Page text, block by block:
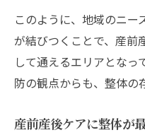
産前産後の肩
な理由
永福町で肩こ
肩こり腰痛対
このように、地域のニー
が結びつくことで、産前
して通えるエリアとなっ
防の観点からも、整体の
産前産後ケアに整体が